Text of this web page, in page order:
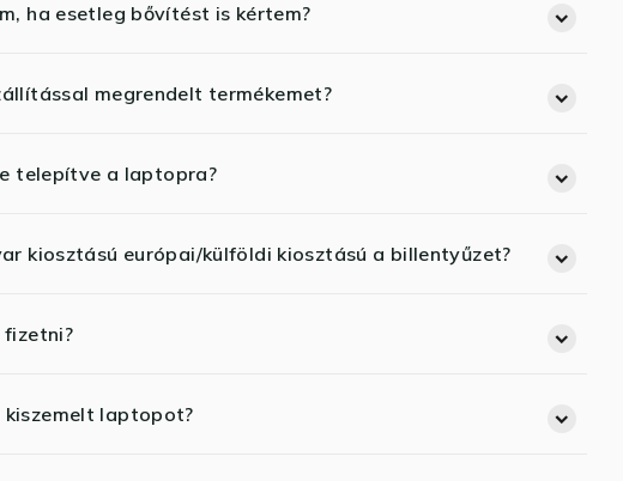
ha esetleg bővítést is kértem?
megrendelt termékemet?
telepítve a laptopra?
kiosztású európai/külföldi kiosztású a billentyűzet?
kiszemelt laptopot?